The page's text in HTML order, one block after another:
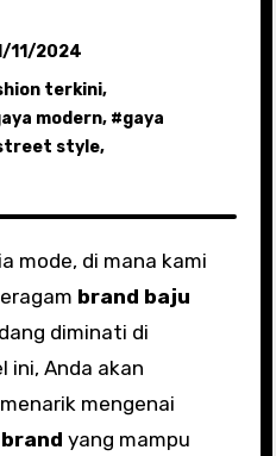
11/2024
terkini,
modern, #gaya
style,
brand baju
diminati di
ini, Anda akan
mengenai
yang mampu